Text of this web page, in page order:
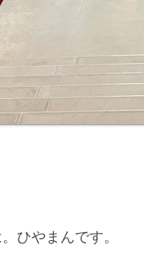
ひやまんです。